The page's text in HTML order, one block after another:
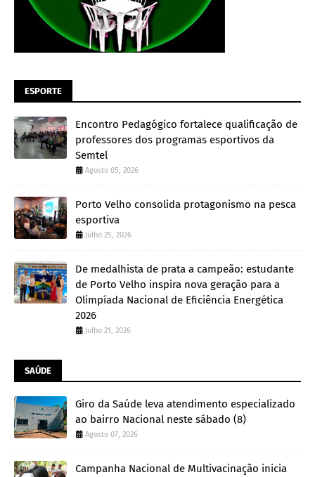
ESPORTE
Encontro Pedagógico fortalece qualificação de
professores dos programas esportivos da
Semtel
Agosto 05, 2026
Porto Velho consolida protagonismo na pesca
esportiva
Julho 25, 2026
De medalhista de prata a campeão: estudante
de Porto Velho inspira nova geração para a
Olimpíada Nacional de Eficiência Energética
2026
Julho 21, 2026
SAÚDE
Giro da Saúde leva atendimento especializado
ao bairro Nacional neste sábado (8)
Agosto 07, 2026
Campanha Nacional de Multivacinação inicia